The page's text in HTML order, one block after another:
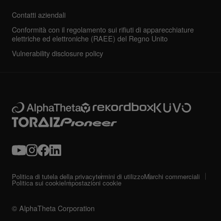
Contatti aziendali
Conformità con il regolamento sui rifiuti di apparecchiature
elettriche ed elettroniche (RAEE) del Regno Unito
Vulnerability disclosure policy
© AlphaTheta Corporation
Politica di tutela della privacytermini di utilizzoMarchi commerciali
Politica sui cookieImpostazioni cookie